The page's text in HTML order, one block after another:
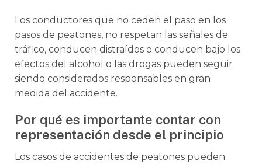
Los conductores que no ceden el paso en los
pasos de peatones, no respetan las señales de
tráfico, conducen distraídos o conducen bajo los
efectos del alcohol o las drogas pueden seguir
siendo considerados responsables en gran
medida del accidente.
Por qué es importante contar con
representación desde el principio
Los casos de accidentes de peatones pueden